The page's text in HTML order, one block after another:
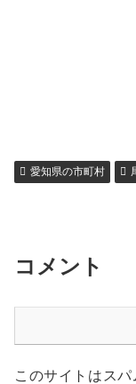
愛知県の市町村
コメント
このサイトはス